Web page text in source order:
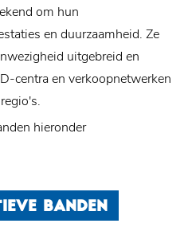
om hun
en duurzaamheid. Ze
uitgebreid en
centra en verkoopnetwerken
hieronder
BANDEN